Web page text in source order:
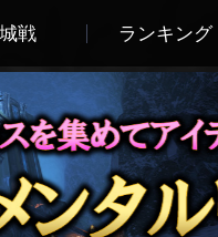
戦 ランキング